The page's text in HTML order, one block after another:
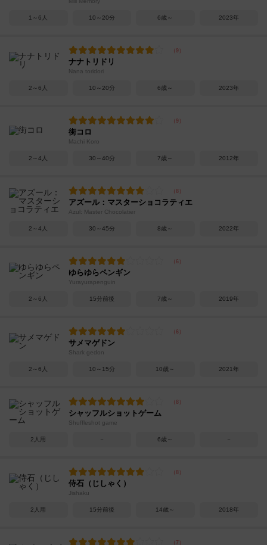
1～6人 10～20分 6歳～ 2023年
ナナトリドリ
Nana toridori
2～6人 10～20分 6歳～ 2023年
街コロ
Machi Koro
2～4人 30～40分 7歳～ 2012年
アズール：マスターショコラティエ
Azul: Master Chocolatier
2～4人 30～45分 8歳～ 2022年
ゆらゆらペンギン
Yurayurapenguin
2～6人 15分前後 7歳～ 2019年
サメマゲドン
Shark gedon
2～6人 10～15分 10歳～ 2021年
シャッフルショットゲーム
Shuffleshot game
2人用 － 6歳～ －
侍石（じしゃく）
Jishaku
2人用 15分前後 14歳～ 2018年